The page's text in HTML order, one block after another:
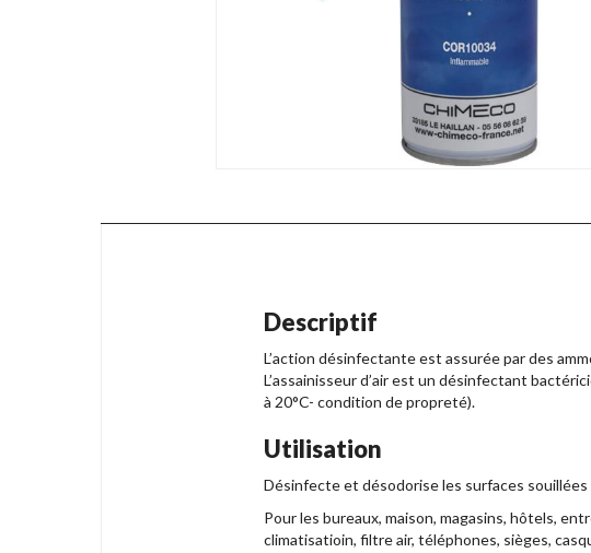
Descriptif
L’action désinfectante est assurée par des
L’assainisseur d’air est un désinfectant
à 20°C- condition de propreté).
Utilisation
Désinfecte et désodorise les surfaces
Pour les bureaux, maison, magasins, hôtels,
climatisatioin, filtre air, téléphones, sièges,